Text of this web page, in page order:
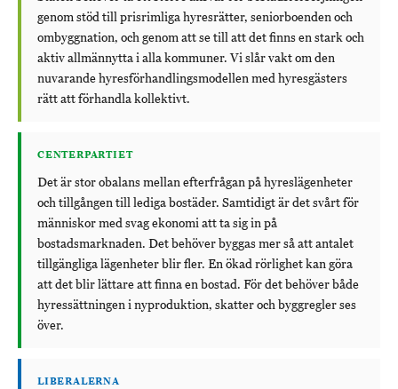
genom stöd till prisrimliga hyresrätter, seniorboenden och
ombyggnation, och genom att se till att det finns en stark och
aktiv allmännytta i alla kommuner. Vi slår vakt om den
nuvarande hyresförhandlingsmodellen med hyresgästers
rätt att förhandla kollektivt.
CENTERPARTIET
Det är stor obalans mellan efterfrågan på hyreslägenheter
och tillgången till lediga bostäder. Samtidigt är det svårt för
människor med svag ekonomi att ta sig in på
bostadsmarknaden. Det behöver byggas mer så att antalet
tillgängliga lägenheter blir fler. En ökad rörlighet kan göra
att det blir lättare att finna en bostad. För det behöver både
hyressättningen i nyproduktion, skatter och byggregler ses
över.
LIBERALERNA